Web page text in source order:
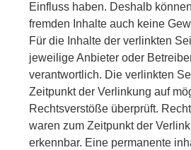
Einfluss haben. Deshalb
fremden Inhalte auch keine
Für die Inhalte der verlinkten
jeweilige Anbieter oder
verantwortlich. Die verlinkten
Zeitpunkt der Verlinkung auf
Rechtsverstöße überprüft.
waren zum Zeitpunkt der
erkennbar. Eine permanente